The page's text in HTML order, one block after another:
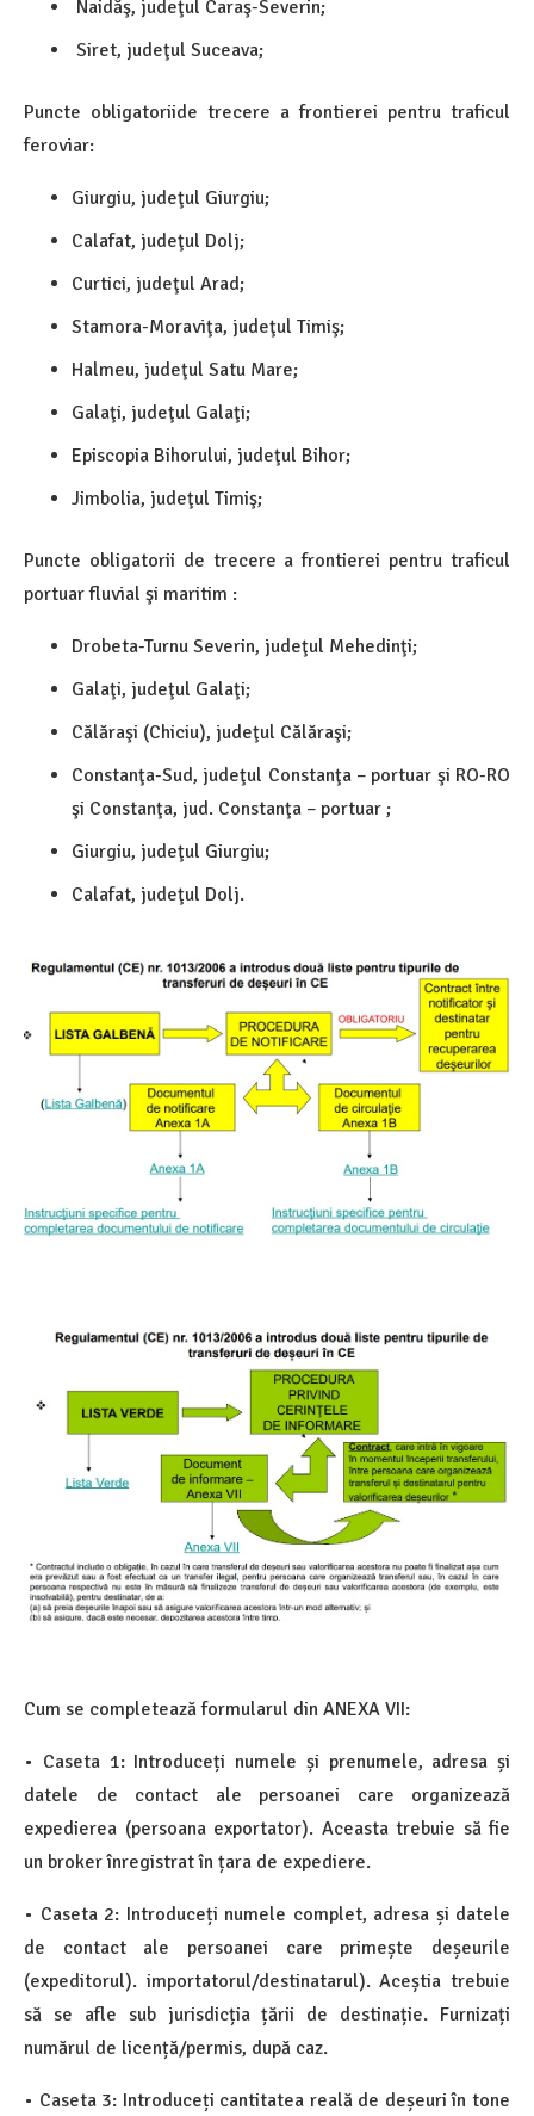
Naidăş, judeţul Caraş-Severin;
Siret, judeţul Suceava;
Puncte obligatoriide trecere a frontierei pentru traficul
feroviar:
Giurgiu, judeţul Giurgiu;
Calafat, judeţul Dolj;
Curtici, judeţul Arad;
Stamora-Moraviţa, judeţul Timiş;
Halmeu, judeţul Satu Mare;
Galaţi, judeţul Galaţi;
Episcopia Bihorului, judeţul Bihor;
Jimbolia, judeţul Timiş;
Puncte obligatorii de trecere a frontierei pentru traficul
portuar fluvial şi maritim :
Drobeta-Turnu Severin, judeţul Mehedinţi;
Galaţi, judeţul Galaţi;
Călăraşi (Chiciu), judeţul Călăraşi;
Constanţa-Sud, judeţul Constanţa – portuar şi RO-RO
şi Constanţa, jud. Constanţa – portuar ;
Giurgiu, judeţul Giurgiu;
Calafat, judeţul Dolj.
Cum se completează formularul din ANEXA VII:
• Caseta 1: Introduceți numele și prenumele, adresa și
datele de contact ale persoanei care organizează
expedierea (persoana exportator). Aceasta trebuie să fie
un broker înregistrat în țara de expediere.
• Caseta 2: Introduceți numele complet, adresa și datele
de contact ale persoanei care primește deșeurile
(expeditorul). importatorul/destinatarul). Aceștia trebuie
să se afle sub jurisdicția țării de destinație. Furnizați
numărul de licență/permis, după caz.
• Caseta 3: Introduceți cantitatea reală de deșeuri în tone